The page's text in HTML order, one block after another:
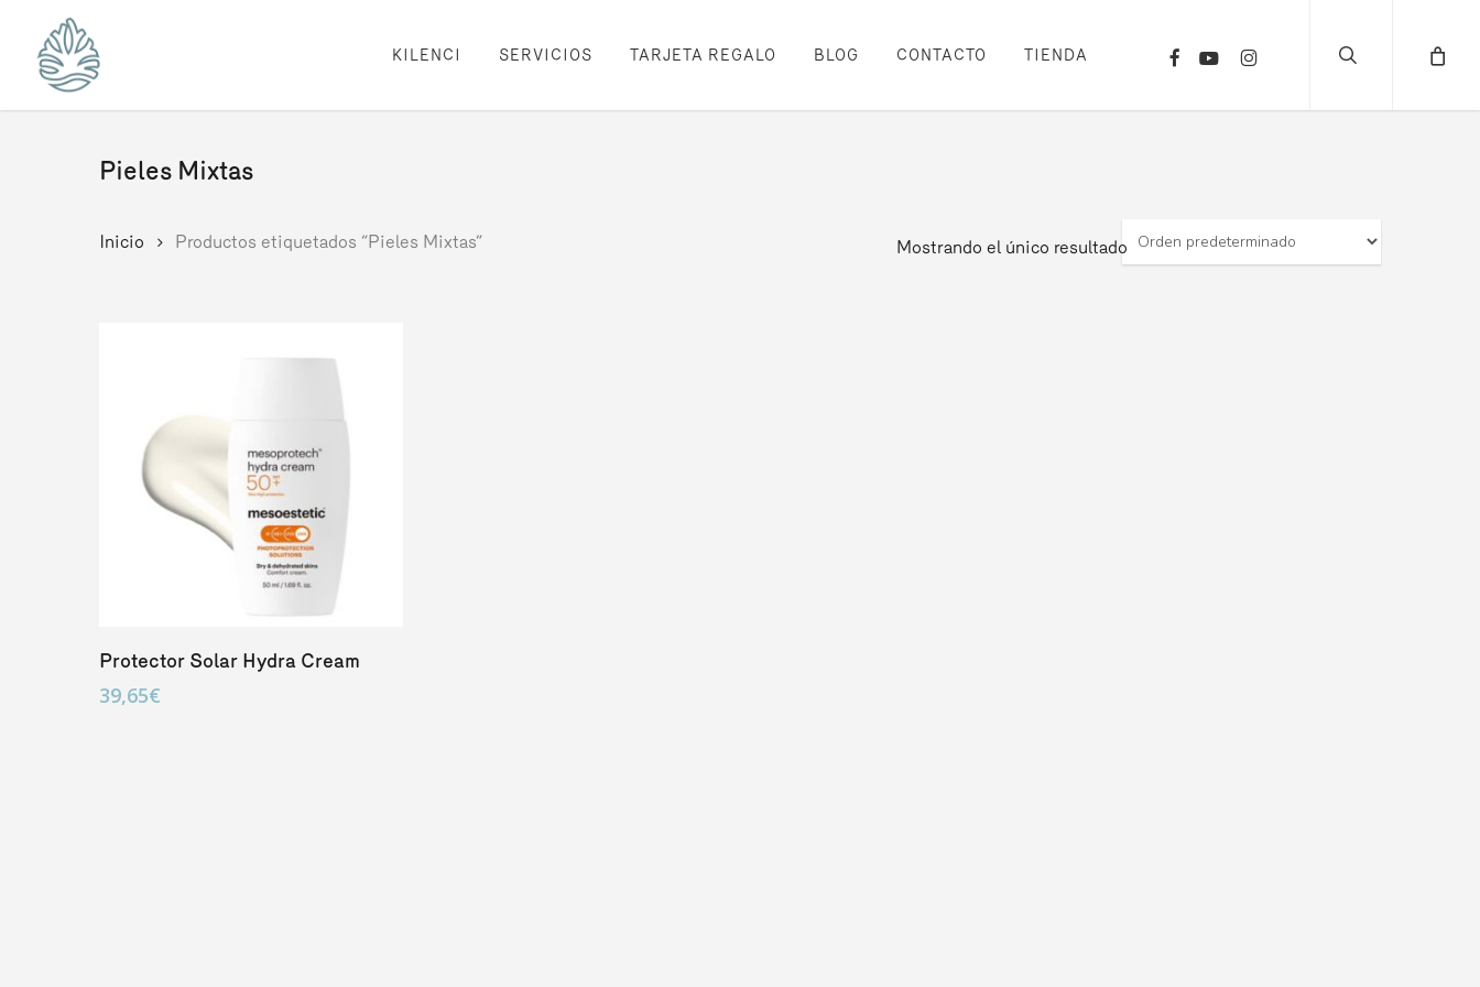
main
content
KILENCI SERVICIOS TARJETA REGALO BLOG CONTACTO TIENDA FACEBOOK
YOUTUBEINSTAGRAM
Pieles Mixtas
Mostrando el único resultado
Inicio Productos etiquetados “Pieles Mixtas”
Añadir Al Carrito
Protector Solar Hydra Cream
39,65€